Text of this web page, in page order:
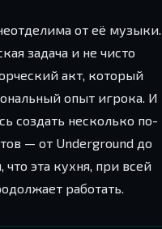
от её музыки.
задача и не чисто
акт, который
опыт игрока. И
создать несколько по-
— от Underground до
эта кухня, при всей
работать.